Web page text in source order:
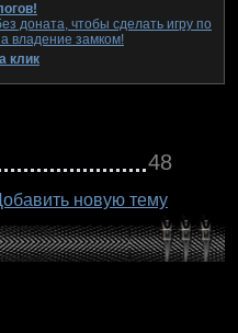
доната, чтобы сделать игру по
владение замком!
клик
48
новую тему